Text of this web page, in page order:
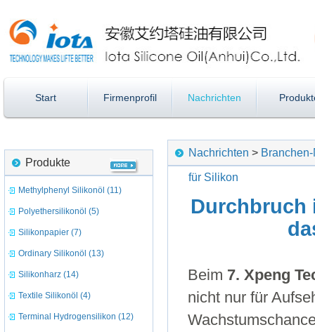
Start Firmenprofil Nachrichten
Produkte
Methylphenyl Silikonöl (11)
Polyethersilikonöl (5)
Silikonpapier (7)
Ordinary Silikonöl (13)
Silikonharz (14)
Textile Silikonöl (4)
Terminal Hydrogensilikon (12)
Nachrichten >
für Silikon
Durchbruch
Beim 7. Xpeng
nicht nur für